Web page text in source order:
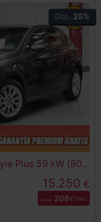
Dto. 25%
1.0 MPI S&S Style Plus 59 kW (80 CV)
15.250 €
desde 208€/mes